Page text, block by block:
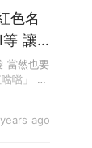
ago
色名
等 讓
當然也要
噹」 造